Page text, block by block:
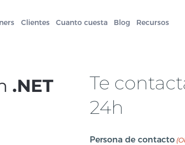
Clientes Cuanto cuesta Blog Recursos
.NET
Te
24h
Persona de contacto